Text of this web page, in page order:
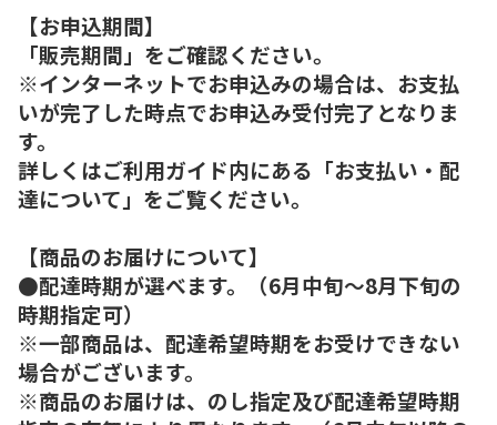
【お申込期間】
「販売期間」をご確認ください。
※インターネットでお申込みの場合は、お支払
いが完了した時点でお申込み受付完了となりま
す。
詳しくはご利用ガイド内にある「お支払い・配
達について」をご覧ください。
【商品のお届けについて】
●配達時期が選べます。（6月中旬～8月下旬の
時期指定可）
※一部商品は、配達希望時期をお受けできない
場合がございます。
※商品のお届けは、のし指定及び配達希望時期